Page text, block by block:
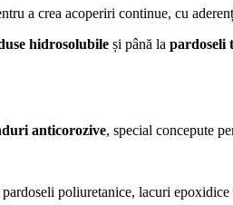
a crea acoperiri continue, cu
hidrosolubile și până la pardoseli
anticorozive, special concepute
poliuretanice, lacuri